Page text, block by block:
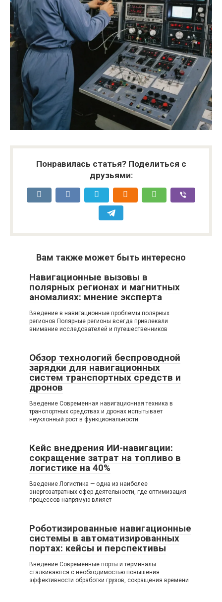
Понравилась статья? Поделиться с
друзьями:
Вам также может быть интересно
Навигационные вызовы в
полярных регионах и магнитных
аномалиях: мнение эксперта
Введение в навигационные проблемы полярных
регионов Полярные регионы всегда привлекали
внимание исследователей и путешественников
Обзор технологий беспроводной
зарядки для навигационных
систем транспортных средств и
дронов
Введение Современная навигационная техника в
транспортных средствах и дронах испытывает
неуклонный рост в функциональности
Кейс внедрения ИИ-навигации:
сокращение затрат на топливо в
логистике на 40%
Введение Логистика — одна из наиболее
энергозатратных сфер деятельности, где оптимизация
процессов напрямую влияет
Роботизированные навигационные
системы в автоматизированных
портах: кейсы и перспективы
Введение Современные порты и терминалы
сталкиваются с необходимостью повышения
эффективности обработки грузов, сокращения времени